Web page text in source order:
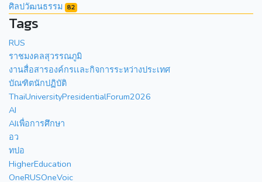
ศิลปวัฒนธรรม 82
Tags
RUS
ราชมงคลสุวรรณภูมิ
งานสื่อสารองค์กรเเละกิจการระหว่างประเทศ
บัณฑิตนักปฏิบัติ
ThaiUniversityPresidentialForum2026
AI
AIเพื่อการศึกษา
อว
ทปอ
HigherEducation
OneRUSOneVoic